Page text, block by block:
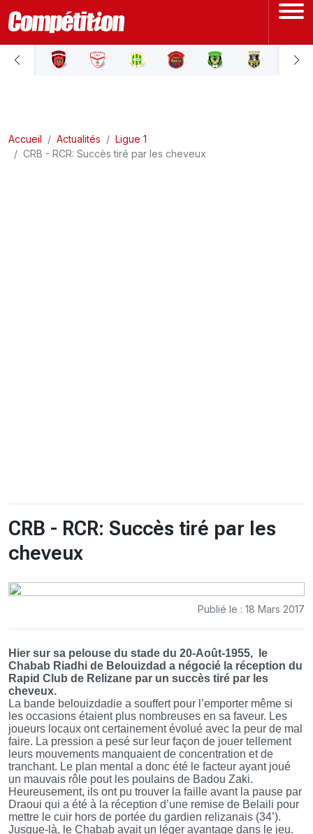
ACCUEIL
LIGUE 2
Accueil Actualités
Ligue 1
CRB - RCR: Succès tiré par les cheveux
CRB - RCR: Succès tiré par les
cheveux
Publié le : 18 Mars 2017
Hier sur sa pelouse du stade du 20-Août-1955, le
Chabab Riadhi de Belouizdad a négocié la réception du
Rapid Club de Relizane par un succès tiré par les
cheveux.
La bande belouizdadie a souffert pour l’emporter même si
les occasions étaient plus nombreuses en sa faveur. Les
joueurs locaux ont certainement évolué avec la peur de mal
faire. La pression a pesé sur leur façon de jouer tellement
leurs mouvements manquaient de concentration et de
tranchant. Le plan mental a donc été le facteur ayant joué
un mauvais rôle pout les poulains de Badou Zaki.
Heureusement, ils ont pu trouver la faille avant la pause par
Draoui qui a été à la réception d’une remise de Belaili pour
mettre le cuir hors de portée du gardien relizanais (34’).
Jusque-là, le Chabab avait un léger avantage dans le jeu.